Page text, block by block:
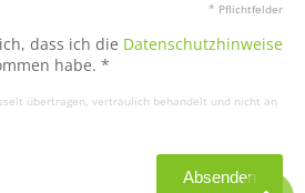
* Pflichtfelder
dass ich die Datenschutzhinweise
habe. *
übertragen, vertraulich behandelt und nicht an
Absenden